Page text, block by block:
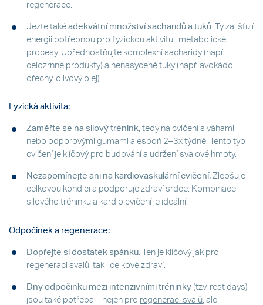
regenerace.
Jezte také adekvátní množství sacharidů a tuků. Ty zajišťují
energii potřebnou pro fyzickou aktivitu i metabolické
procesy. Upřednostňujte komplexní sacharidy(např.
celozrnné produkty) a nenasycené tuky (např. avokádo,
ořechy, olivový olej).
Fyzická aktivita:
Zaměřte se na silový trénink, tedy na cvičení s váhami
nebo odporovými gumami alespoň 2–3x týdně. Tento typ
cvičení je klíčový pro budování a udržení svalové hmoty.
Nezapomínejte ani na kardiovaskulární cvičení. Zlepšuje
celkovou kondici a podporuje zdraví srdce. Kombinace
silového tréninku a kardio cvičení je ideální.
Odpočinek a regenerace:
Dopřejte si dostatek spánku. Ten je klíčový jak pro
regeneraci svalů, tak i celkové zdraví.
Dny odpočinku mezi intenzivními tréninky (tzv. rest days)
jsou také potřeba – nejen pro regeneraci svalů , ale i